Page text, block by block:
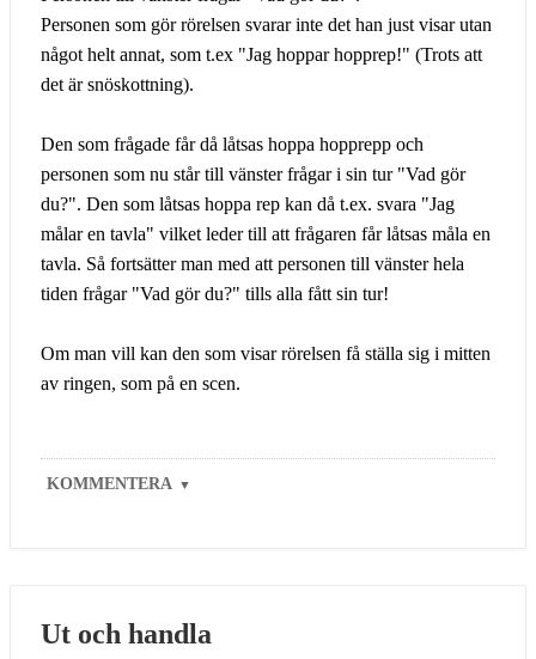
Personen som gör rörelsen svarar inte det han just visar utan
något helt annat, som t.ex "Jag hoppar hopprep!" (Trots att
det är snöskottning).
Den som frågade får då låtsas hoppa hopprepp och
personen som nu står till vänster frågar i sin tur "Vad gör
du?". Den som låtsas hoppa rep kan då t.ex. svara "Jag
målar en tavla" vilket leder till att frågaren får låtsas måla en
tavla. Så fortsätter man med att personen till vänster hela
tiden frågar "Vad gör du?" tills alla fått sin tur!
Om man vill kan den som visar rörelsen få ställa sig i mitten
av ringen, som på en scen.
KOMMENTERA ▼
Ut och handla